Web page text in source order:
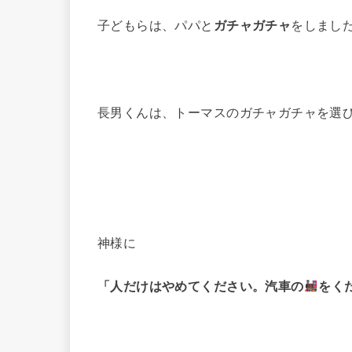
子どもらは、パパと ガチャガチャ をしまし
長男くんは、トーマスのガチャガチャを選び
神様に
「人だけはやめてください。汽車の をく